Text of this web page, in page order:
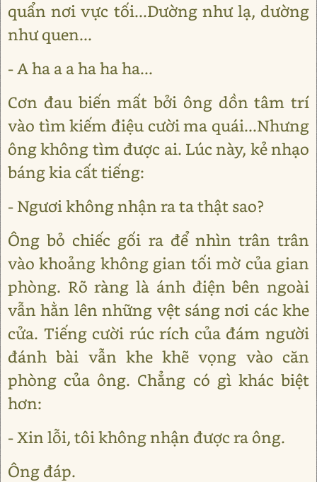
quẩn nơi vực tối...Dường như lạ, dường
như quen...
- A ha a a ha ha ha...
Cơn đau biến mất bởi ông dồn tâm trí
vào tìm kiếm điệu cười ma quái...Nhưng
ông không tìm được ai. Lúc này, kẻ nhạo
báng kia cất tiếng:
- Ngươi không nhận ra ta thật sao?
Ông bỏ chiếc gối ra để nhìn trân trân
vào khoảng không gian tối mờ của gian
phòng. Rõ ràng là ánh điện bên ngoài
vẫn hằn lên những vệt sáng nơi các khe
cửa. Tiếng cười rúc rích của đám người
đánh bài vẫn khe khẽ vọng vào căn
phòng của ông. Chẳng có gì khác biệt
hơn:
- Xin lỗi, tôi không nhận được ra ông.
Ông đáp.